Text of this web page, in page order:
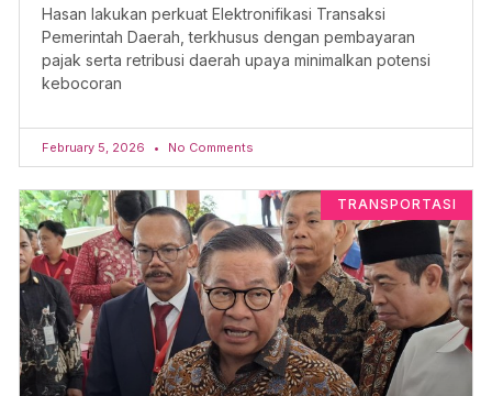
Hasan lakukan perkuat Elektronifikasi Transaksi
Pemerintah Daerah, terkhusus dengan pembayaran
pajak serta retribusi daerah upaya minimalkan potensi
kebocoran
February 5, 2026 No Comments
TRANSPORTASI